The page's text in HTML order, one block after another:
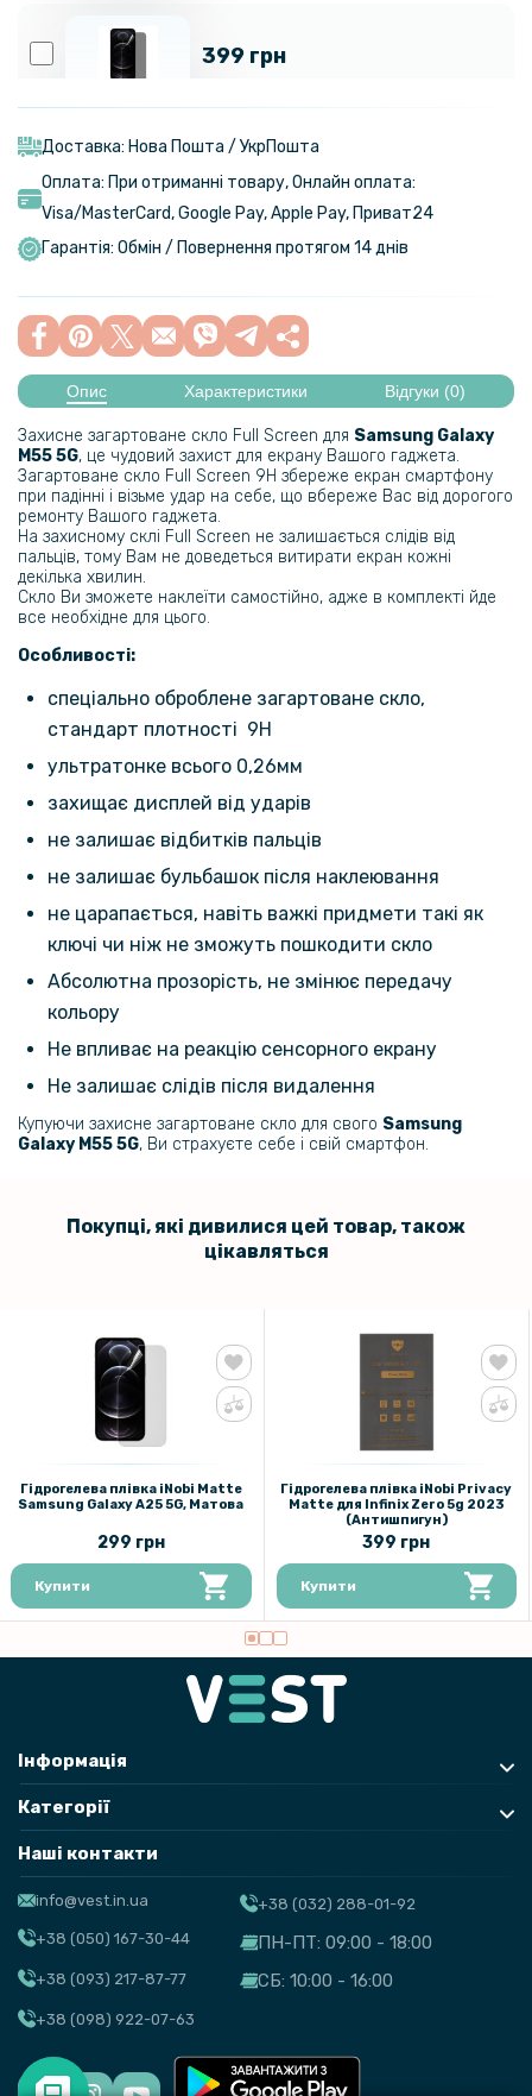
399 грн
Гідрогелева плівка iNobi Privacy Matte Samsung Galaxy M55 5G​​​
299 грн
Гідрогелева плівка iNobi Matte для Samsung Galaxy M55 5G​​​ на
129 грн
199 грн
Чохол - накладка Polished Carbon для Samsung Galaxy M55 5G
297 грн
349 грн
Шкіряний чохол - накладка X&E для Samsung Galaxy M55 з
металевою вставкою
79 грн
Захисне скло Tempered Glass 0.3mm для Samsung Galaxy M55 5G
144 грн
Захисне скло з рамкою CD Pattern на задню камеру Samsung
Galaxy M55
Доставка: Нова Пошта / УкрПошта
Оплата: При отриманні товару, Онлайн оплата:
Visa/MasterСard, Google Pay, Apple Pay, Приват24
Гарантія: Обмін / Повернення протягом 14 днів
Опис Характеристики Відгуки (0)
Захисне загартоване скло Full Screen для Samsung Galaxy
M55 5G​​, це чудовий захист для екрану Вашого гаджета.
Загартоване скло Full Screen 9H збереже екран смартфону
при падінні і візьме удар на себе, що вбереже Вас від дорогого
ремонту Вашого гаджета.
На захисному склі Full Screen не залишається слідів від
пальців, тому Вам не доведеться витирати екран кожні
декілька хвилин.
Скло Ви зможете наклеїти самостійно, адже в комплекті йде
все необхідне для цього.
Особливості:
спеціально оброблене загартоване скло,
стандарт плотності 9H
ультратонке всього 0,26мм
захищає дисплей від ударів
не залишає відбитків пальців
не залишає бульбашок після наклеювання
не царапається, навіть важкі придмети такі як
ключі чи ніж не зможуть пошкодити скло
Абсолютна прозорість, не змінює передачу
кольору
Не впливає на реакцію сенсорного екрану
Не залишає слідів після видалення
Купуючи захисне загартоване скло для свого Samsung
Galaxy M55 5G​​​, Ви страхуєте себе і свій смартфон.
Покупці, які дивилися цей товар, також
цікавляться
Гідрогелева плівка iNobi Matte
Samsung Galaxy A25 5G, Матова
299 грн
Купити
Гідрогелева плівка iNobi Privacy
Matte для Infinix Zero 5g 2023
(Антишпигун)
399 грн
Купити
Інформація
Категорії
Наші контакти
info@vest.in.ua
+38 (050) 167-30-44
+38 (093) 217-87-77
+38 (098) 922-07-63
+38 (032) 288-01-92
ПН-ПТ: 09:00 - 18:00
СБ: 10:00 - 16:00